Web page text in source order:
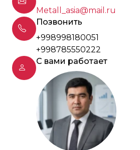
Metall_asia@mail.ru
Позвонить
+998998180051
+998785550222
С вами работает